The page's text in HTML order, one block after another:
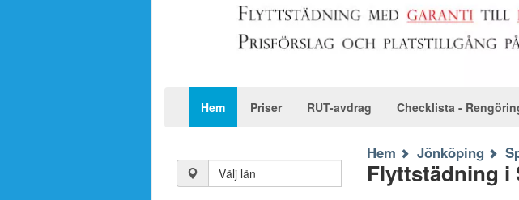
Hem Priser RUT-avdrag Checklista -
Välj län
Hem Jönköping
Flyttstädning i